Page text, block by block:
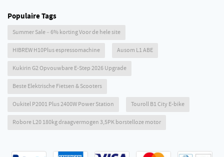
Populaire Tags
Summer Sale – 6% korting Voor de hele site
HIBREW H10Plus espressomachine Ausom L1 ABE
Kukirin G2 Opvouwbare E-Step 2026 Upgrade
Beste Elektrische Fietsen & Scooters
Oukitel P2001 Plus 2400W Power Station Touroll B1 City E-bike
Robore L20 180kg draagvermogen 3,5PK borstelloze motor